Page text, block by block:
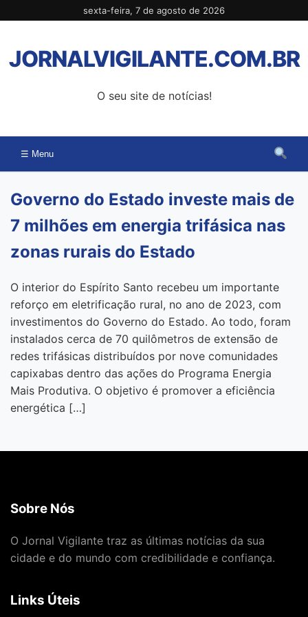
para
conteúdo
sexta-feira, 7 de agosto de 2026
JORNALVIGILANTE.COM.BR
O seu site de notícias!
☰ Menu
Governo do Estado investe mais de
7 milhões em energia trifásica nas
zonas rurais do Estado
O interior do Espírito Santo recebeu um importante
reforço em eletrificação rural, no ano de 2023, com
investimentos do Governo do Estado. Ao todo, foram
instalados cerca de 70 quilômetros de extensão de
redes trifásicas distribuídos por nove comunidades
capixabas dentro das ações do Programa Energia
Mais Produtiva. O objetivo é promover a eficiência
energética […]
Sobre Nós
O Jornal Vigilante traz as últimas notícias da sua
cidade e do mundo com credibilidade e confiança.
Links Úteis